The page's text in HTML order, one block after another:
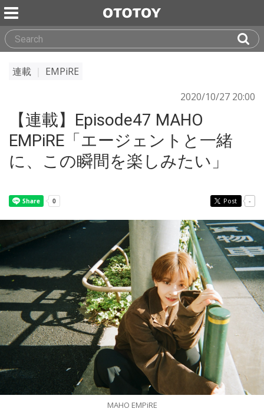
連載
EMPiRE
2020/10/27 20:00
【連載】Episode47 MAHO
EMPiRE「エージェントと一緒
に、この瞬間を楽しみたい」
Post -
MAHO EMPiRE